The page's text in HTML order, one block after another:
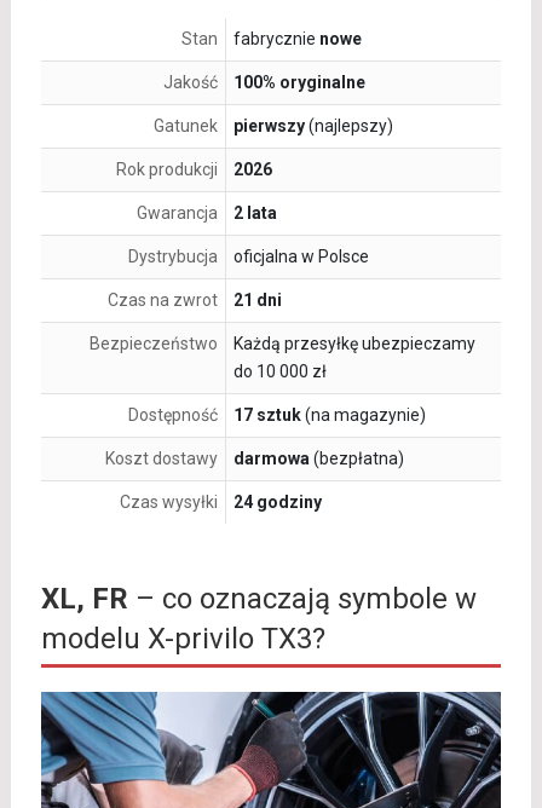
Stan fabrycznie nowe
Jakość 100% oryginalne
Gatunek pierwszy(najlepszy)
Rok produkcji 2026
Gwarancja 2 lata
Dystrybucja oficjalna w Polsce
Czas na zwrot 21 dni
Bezpieczeństwo
Każdą przesyłkę ubezpieczamy
do 10 000 zł
Dostępność 17 sztuk(na magazynie)
Koszt dostawy darmowa (bezpłatna)
Czas wysyłki 24 godziny
XL, FR – co oznaczają symbole w
modelu X-privilo TX3?